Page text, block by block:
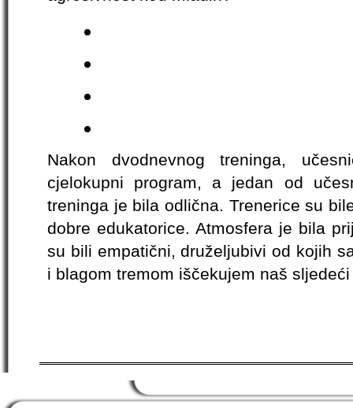
Nakon dvodnevnog treninga,
cjelokupni program, a jedan od
treninga je bila odlična. Trenerice su
dobre edukatorice. Atmosfera je bila
su bili empatični, druželjubivi od kojih
i blagom tremom iščekujem naš sljedeći